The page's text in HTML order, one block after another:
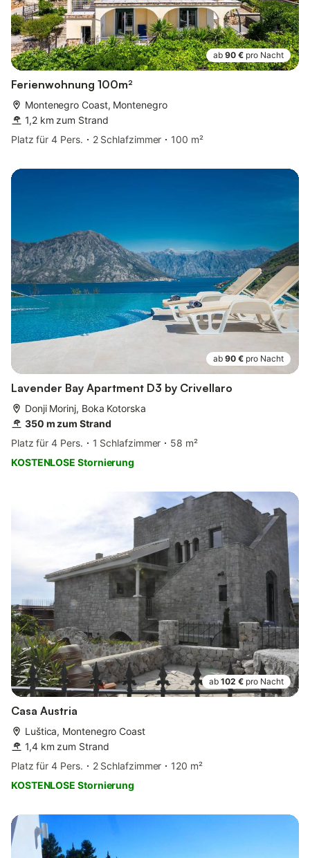
ab 90 € pro Nacht
Ferienwohnung 100m²
Montenegro Coast, Montenegro
1,2 km zum Strand
Platz für 4 Pers.
2 Schlafzimmer 100 m²
ab 90 € pro Nacht
Lavender Bay Apartment D3 by Crivellaro
Donji Morinj, Boka Kotorska
350 m zum Strand
Platz für 4 Pers.
1 Schlafzimmer
58 m²
KOSTENLOSE Stornierung
ab 102 € pro Nacht
Casa Austria
Luštica, Montenegro Coast
1,4 km zum Strand
Platz für 4 Pers.
2 Schlafzimmer
120 m²
KOSTENLOSE Stornierung